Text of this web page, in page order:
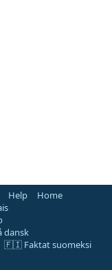
Help
Home
🇫🇮 Faktat suomeksi